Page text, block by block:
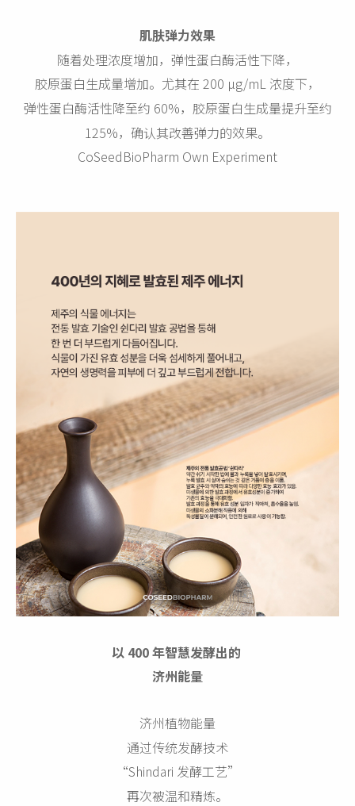
肌肤弹力效果
随着处理浓度增加，弹性蛋白酶活性下降，
胶原蛋白生成量增加。尤其在 200 μg/mL 浓度下，
弹性蛋白酶活性降至约 60%，胶原蛋白生成量提升至约
125%，确认其改善弹力的效果。
CoSeedBioPharm Own Experiment
以 400 年智慧发酵出的
济州能量
济州植物能量
通过传统发酵技术
“Shindari 发酵工艺”
再次被温和精炼。